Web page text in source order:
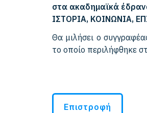
στα ακαδημαϊκά
ΙΣΤΟΡΙΑ, ΚΟΙΝΩΝΙΑ,
Θα μιλήσει ο
το οποίο περιλήφθηκε
Επιστροφή